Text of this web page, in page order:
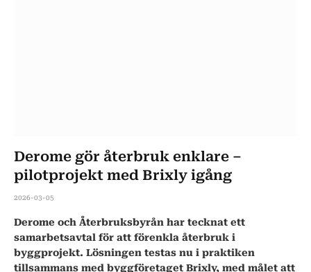
Derome gör återbruk enklare –
pilotprojekt med Brixly igång
2026-03-05
Derome och Återbruksbyrån har tecknat ett
samarbetsavtal för att förenkla återbruk i
byggprojekt. Lösningen testas nu i praktiken
tillsammans med byggföretaget Brixly, med målet att